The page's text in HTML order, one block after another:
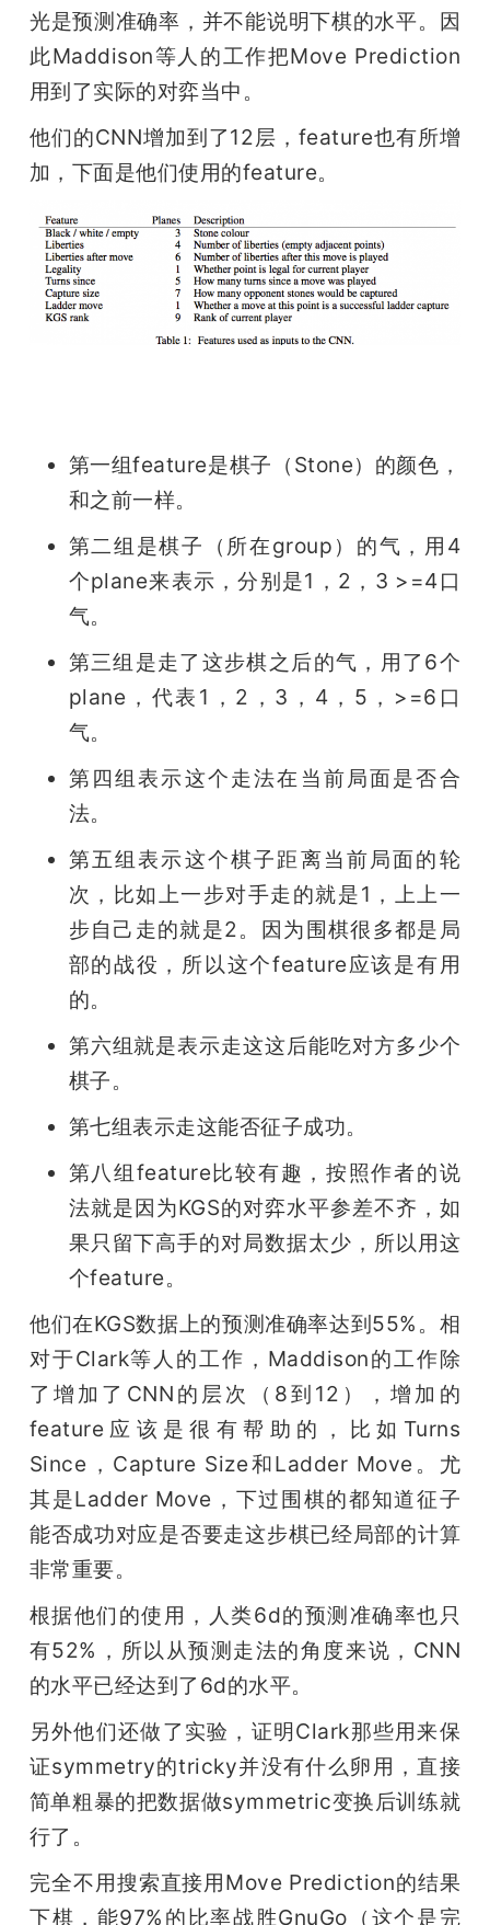
光是预测准确率，并不能说明下棋的水平。因
此Maddison等人的工作把Move Prediction
用到了实际的对弈当中。
他们的CNN增加到了12层，feature也有所增
加，下面是他们使用的feature。
第一组feature是棋子（Stone）的颜色，
和之前一样。
第二组是棋子（所在group）的气，用4
个plane来表示，分别是1，2，3 >=4口
气。
第三组是走了这步棋之后的气，用了6个
plane，代表1，2，3，4，5，>=6口
气。
第四组表示这个走法在当前局面是否合
法。
第五组表示这个棋子距离当前局面的轮
次，比如上一步对手走的就是1，上上一
步自己走的就是2。因为围棋很多都是局
部的战役，所以这个feature应该是有用
的。
第六组就是表示走这这后能吃对方多少个
棋子。
第七组表示走这能否征子成功。
第八组feature比较有趣，按照作者的说
法就是因为KGS的对弈水平参差不齐，如
果只留下高手的对局数据太少，所以用这
个feature。
他们在KGS数据上的预测准确率达到55%。相
对于Clark等人的工作，Maddison的工作除
了增加了CNN的层次（8到12），增加的
feature应该是很有帮助的，比如Turns
Since，Capture Size和Ladder Move。尤
其是Ladder Move，下过围棋的都知道征子
能否成功对应是否要走这步棋已经局部的计算
非常重要。
根据他们的使用，人类6d的预测准确率也只
有52%，所以从预测走法的角度来说，CNN
的水平已经达到了6d的水平。
另外他们还做了实验，证明Clark那些用来保
证symmetry的tricky并没有什么卵用，直接
简单粗暴的把数据做symmetric变换后训练就
行了。
完全不用搜索直接用Move Prediction的结果
下棋，能97%的比率战胜GnuGo（这个是完